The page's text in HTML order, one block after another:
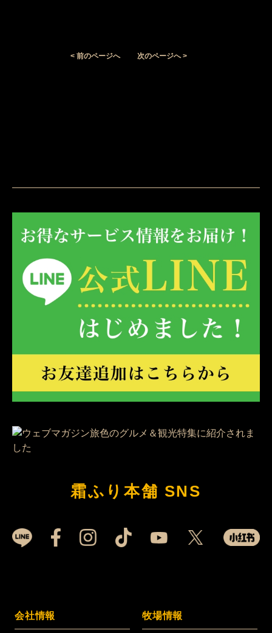
< 前のページへ 次のページへ >
霜ふり本舗 SNS
会社情報 牧場情報